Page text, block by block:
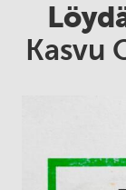
Kasvu